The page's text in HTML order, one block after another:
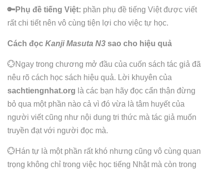
🔑Phụ đề tiếng Việt: phần phụ đề tiếng Việt được viết
rất chi tiết nên vô cùng tiện lợi cho việc tự học.
Cách đọc Kanji Masuta N3 sao cho hiệu quả
💮Ngay trong chương mở đầu của cuốn sách tác giả đã
nêu rõ cách học sách hiệu quả. Lời khuyên của
sachtiengnhat.org là các bạn hãy đọc cẩn thận đừng
bỏ qua một phần nào cả vì đó vừa là tâm huyết của
người viết cũng như nội dung tri thức mà tác giả muốn
truyền đạt với người đọc mà.
💮Hán tự là một phần rất khó nhưng cũng vô cùng quan
trọng không chỉ trong việc học tiếng Nhật mà còn trong